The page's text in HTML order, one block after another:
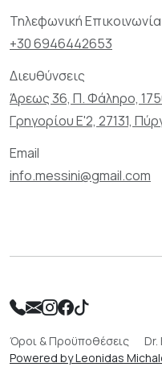
Τηλεφωνική Επικοινωνία
+30 6946442653
Διευθύνσεις
Άρεως 36, Π. Φάληρο,
Γρηγορίου Ε'2, 27131,
Email
info.messini@gmail.com
Όροι & Προϋποθέσεις
Powered by Leonidas